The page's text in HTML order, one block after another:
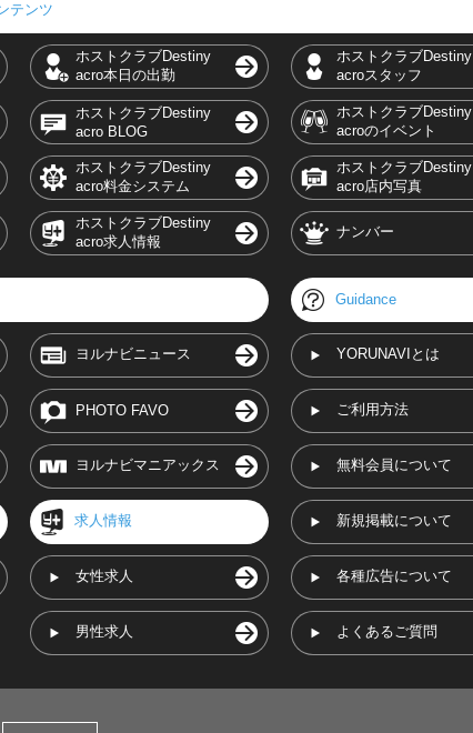
テンツ
ホストクラブDestiny
acro本日の出勤
ホストクラブDestiny
acroスタッフ
ホストクラブDestiny
acro BLOG
ホストクラブDestiny
acroのイベント
ホストクラブDestiny
acro料金システム
ホストクラブDestiny
acro店内写真
ホストクラブDestiny
acro求人情報
ナンバー
ヨルナビニュース
PHOTO FAVO
ヨルナビマニアックス
求人情報
女性求人
男性求人
Guidance
YORUNAVIとは
ご利用方法
無料会員について
新規掲載について
各種広告について
よくあるご質問